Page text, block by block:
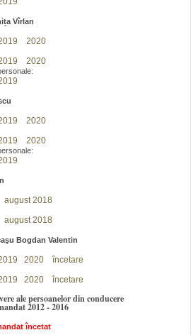
Vîrlan
2020
2020
2020
2020
august 2018
august 2018
Bogdan Valentin
2020 încetare
2020 încetare
ale persoanelor din conducere
2012 - 2016
încetat